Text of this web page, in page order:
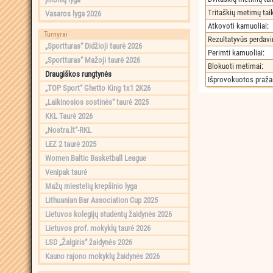
Vasaros lyga 2026
Turnyrai
„Sportturas“ Didžioji taurė 2026
„Sportturas“ Mažoji taurė 2026
Draugiškos rungtynės
„TOP Sport“ Ghetto King 1x1 2K26
„Laikinosios sostinės“ taurė 2025
KKL Taurė 2026
„Nostra.lt“-RKL
LEZ 2 taurė 2025
Women Baltic Basketball League
Venipak taurė
Mažų miestelių krepšinio lyga
Lithuanian Bar Association Cup 2025
Lietuvos kolegijų studentų žaidynės 2026
Lietuvos prof. mokyklų taurė 2026
LSD „Žalgiris“ žaidynės 2026
Kauno rajono mokyklų žaidynės 2026
Tritaškių metimų
Atkovoti kamuoliai:
Rezultatyvūs
Perimti kamuoliai:
Blokuoti metimai:
Išprovokuotos